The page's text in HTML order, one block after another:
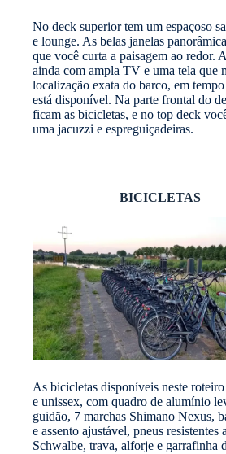
No deck superior tem um espaçoso
e lounge. As belas janelas
que você curta a paisagem ao redor.
ainda com ampla TV e uma tela que
localização exata do barco, em
está disponível. Na parte frontal do
ficam as bicicletas, e no top deck
uma jacuzzi e espreguiçadeiras.
BICICLETAS
As bicicletas disponíveis neste roteiro
e unissex, com quadro de alumínio
guidão, 7 marchas Shimano Nexus,
e assento ajustável, pneus resistentes
Schwalbe, trava, alforje e garrafinha